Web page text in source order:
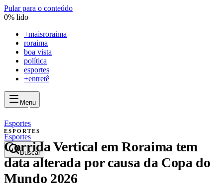
Pular para o conteúdo
0% lido
+maisroraima
roraima
boa vista
política
esportes
+entretê
Menu
maisroraima
mais
Esportes
Buscar
Esportes
ESPORTES
Corrida Vertical em Roraima tem
data alterada por causa da Copa do
Mundo 2026